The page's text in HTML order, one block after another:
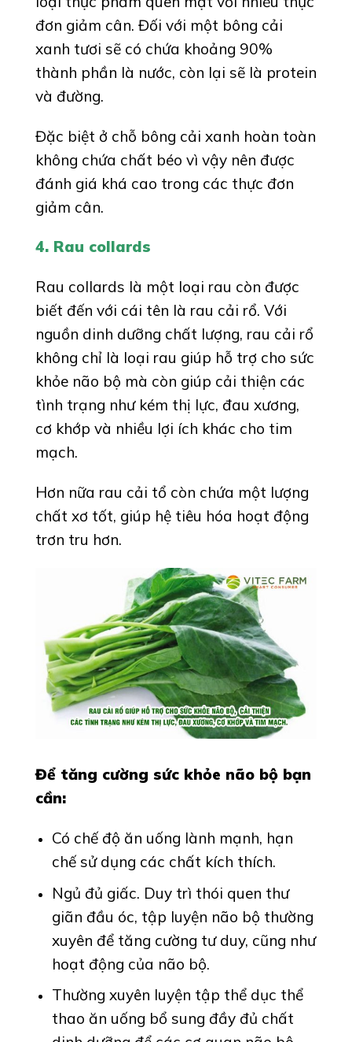
đơn giảm cân. Đối với một bông cải
xanh tươi sẽ có chứa khoảng 90%
thành phần là nước, còn lại sẽ là protein
và đường.
Đặc biệt ở chỗ bông cải xanh hoàn toàn
không chứa chất béo vì vậy nên được
đánh giá khá cao trong các thực đơn
giảm cân.
4. Rau collards
Rau collards là một loại rau còn được
biết đến với cái tên là rau cải rổ. Với
nguồn dinh dưỡng chất lượng, rau cải rổ
không chỉ là loại rau giúp hỗ trợ cho sức
khỏe não bộ mà còn giúp cải thiện các
tình trạng như kém thị lực, đau xương,
cơ khớp và nhiều lợi ích khác cho tim
mạch.
Hơn nữa rau cải tổ còn chứa một lượng
chất xơ tốt, giúp hệ tiêu hóa hoạt động
trơn tru hơn.
Để tăng cường sức khỏe não bộ bạn
cần:
Có chế độ ăn uống lành mạnh, hạn
chế sử dụng các chất kích thích.
Ngủ đủ giấc. Duy trì thói quen thư
giãn đầu óc, tập luyện não bộ thường
xuyên để tăng cường tư duy, cũng như
hoạt động của não bộ.
Thường xuyên luyện tập thể dục thể
thao ăn uống bổ sung đầy đủ chất